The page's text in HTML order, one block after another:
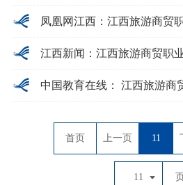
凤凰网江西：江西旅游商贸职业学院党委书记吴小平为暑期社会实践
江西新闻：江西旅游商贸职业学院党委书记吴小平为暑期社会实践
中国教育在线： 江西旅游商贸职业学院党委书记吴小平为暑期社会实
首页 上一页 11
11